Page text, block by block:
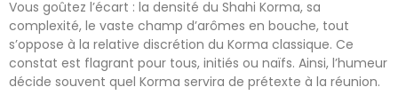
Vous goûtez l’écart : la densité du Shahi Korma, sa
complexité, le vaste champ d’arômes en bouche, tout
s’oppose à la relative discrétion du Korma classique. Ce
constat est flagrant pour tous, initiés ou naïfs. Ainsi, l’humeur
décide souvent quel Korma servira de prétexte à la réunion.